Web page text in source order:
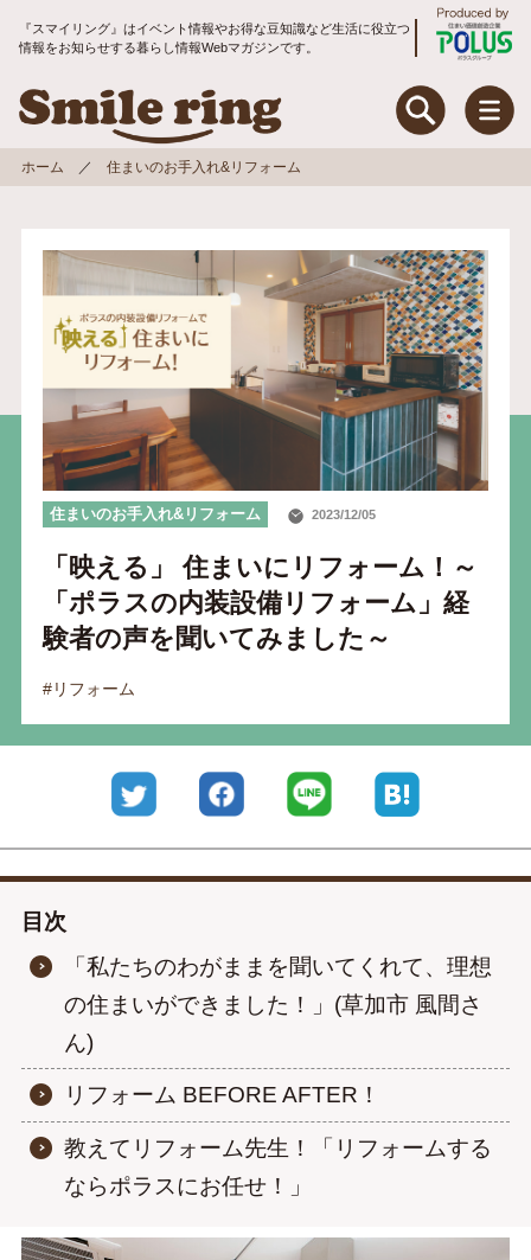
Smile ring
『スマイリング』はイベント情報やお得な豆知識など生活に役立つ
情報をお知らせする暮らし情報Webマガジンです。
Smile ring
住まいのお手入れ&リフォーム
暮らしのお役立ちコラム
地域コミュニティ
トピックス
入居者アンケート
運営会社
プライバシーポリシー
ホーム 住まいのお手入れ&リフォーム
住まいのお手入れ&リフォーム 2023/12/05
「映える」 住まいにリフォーム！～
「ポラスの内装設備リフォーム」経
験者の声を聞いてみました～
#リフォーム
Twitter Facebook LINE
目次
「私たちのわがままを聞いてくれて、理想
の住まいができました！」(草加市 風間さ
ん)
リフォーム BEFORE AFTER！
教えてリフォーム先生！「リフォームする
ならポラスにお任せ！」